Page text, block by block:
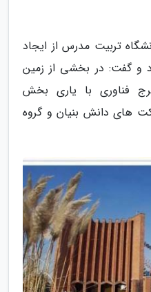
تربیت مدرس از ایجاد
و گفت: در بخشی از زمین
فناوری با یاری بخش
های دانش بنیان و گروه